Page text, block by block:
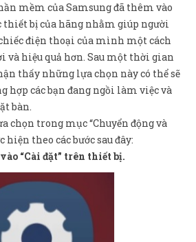
mềm của Samsung đã thêm vào
thiết bị của hãng nhằm giúp người
điện thoại của mình một cách
và hiệu quả hơn. Sau một thời gian
thấy những lựa chọn này có thể sẽ
hợp các bạn đang ngồi làm việc và
bàn.
chọn trong mục “Chuyển động và
hiện theo các bước sau đây:
“Cài đặt” trên thiết bị.